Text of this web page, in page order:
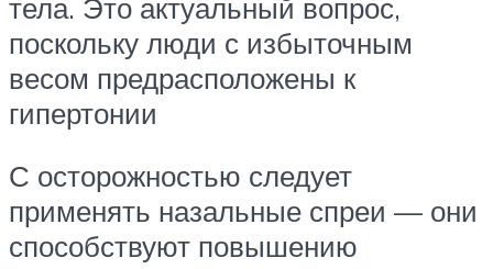
тела. Это актуальный вопрос,
поскольку люди с избыточным
весом предрасположены к
гипертонии
С осторожностью следует
применять назальные спреи — они
способствуют повышению